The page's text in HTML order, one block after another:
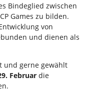
Bindeglied zwischen
Games zu bilden.
von
und dienen als
und gerne gewählt
Februar die